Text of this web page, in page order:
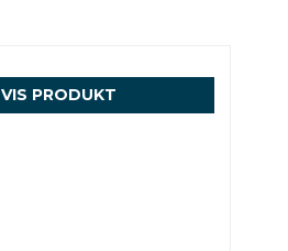
VIS PRODUKT